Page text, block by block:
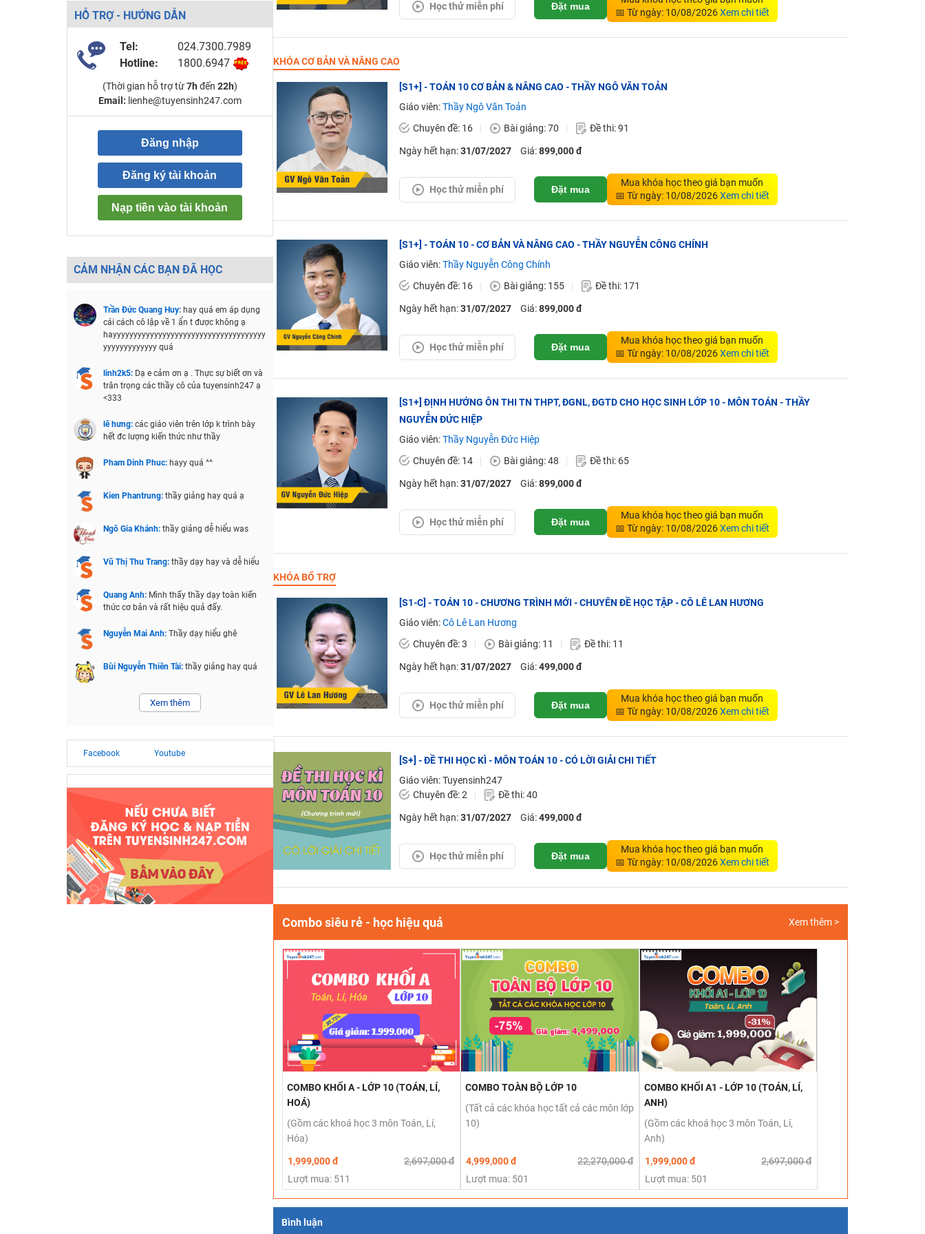
HỖ TRỢ - HƯỚNG DẪN
Tel:
024.7300.7989
Hotline:
1800.6947
(Thời gian hỗ trợ từ7h đến 22h)
Email: lienhe@tuyensinh247.com
Đăng nhập
Đăng ký tài khoản
Nạp tiền vào tài khoản
CẢM NHẬN CÁC BẠN ĐÃ HỌC
Trần Đức Quang Huy: hay quá em áp dụng
cái cách cô lập về 1 ẩn t được không ạ
hayyyyyyyyyyyyyyyyyyyyyyyyyyyyyyyyyyyyy
yyyyyyyyyyyyy quá
linh2k5: Dạ e cảm ơn ạ . Thực sự biết ơn và
trân trọng các thầy cô của tuyensinh247 ạ
<333
lê hưng: các giáo viên trên lớp k trình bày
hết đc lượng kiến thức như thầy
Pham Dinh Phuc: hayy quá ^^
Kien Phantrung: thầy giảng hay quá ạ
Ngô Gia Khánh: thầy giảng dễ hiểu was
Vũ Thị Thu Trang: thầy dạy hay và dễ hiểu
Quang Anh: Mình thấy thầy dạy toàn kiến
thức cơ bản và rất hiệu quả đấy.
Nguyễn Mai Anh: Thầy dạy hiểu ghê
Bùi Nguyễn Thiên Tài: thầy giảng hay quá
Xem thêm
Facebook Youtube
Học thử miễn phí Đặt mua
📅 Từ ngày: 10/08/2026Xem chi tiết
KHÓA CƠ BẢN VÀ NÂNG CAO
[S1+] - TOÁN 10 CƠ BẢN & NÂNG CAO - THẦY NGÔ VĂN TOẢN
Giáo viên:Thầy Ngô Văn Toản
Chuyên đề: 16
Bài giảng: 70 Đề thi: 91
Ngày hết hạn:31/07/2027 Giá:899,000 đ
Học thử miễn phí Đặt mua
Mua khóa học theo giá bạn muốn
📅 Từ ngày: 10/08/2026Xem chi tiết
[S1+] - TOÁN 10 - CƠ BẢN VÀ NÂNG CAO - THẦY NGUYỄN CÔNG CHÍNH
Giáo viên:Thầy Nguyễn Công Chính
Chuyên đề: 16
Bài giảng: 155 Đề thi: 171
Ngày hết hạn:31/07/2027 Giá:899,000 đ
Học thử miễn phí Đặt mua
Mua khóa học theo giá bạn muốn
📅 Từ ngày: 10/08/2026Xem chi tiết
[S1+] ĐỊNH HƯỚNG ÔN THI TN THPT, ĐGNL, ĐGTD CHO HỌC SINH LỚP 10 - MÔN TOÁN - THẦY
NGUYỄN ĐỨC HIỆP
Giáo viên:Thầy Nguyễn Đức Hiệp
Chuyên đề: 14
Bài giảng: 48 Đề thi: 65
Ngày hết hạn:31/07/2027 Giá:899,000 đ
Học thử miễn phí Đặt mua
Mua khóa học theo giá bạn muốn
📅 Từ ngày: 10/08/2026Xem chi tiết
KHÓA BỔ TRỢ
[S1-C] - TOÁN 10 - CHƯƠNG TRÌNH MỚI - CHUYÊN ĐỀ HỌC TẬP - CÔ LÊ LAN HƯƠNG
Giáo viên:Cô Lê Lan Hương
Chuyên đề: 3
Bài giảng: 11 Đề thi: 11
Ngày hết hạn:31/07/2027 Giá:499,000 đ
Học thử miễn phí Đặt mua
Mua khóa học theo giá bạn muốn
📅 Từ ngày: 10/08/2026Xem chi tiết
[S+] - ĐỀ THI HỌC KÌ - MÔN TOÁN 10 - CÓ LỜI GIẢI CHI TIẾT
Giáo viên: Tuyensinh247
Chuyên đề: 2
Đề thi: 40
Ngày hết hạn:31/07/2027 Giá:499,000 đ
Học thử miễn phí Đặt mua
Mua khóa học theo giá bạn muốn
📅 Từ ngày: 10/08/2026Xem chi tiết
Combo siêu rẻ - học hiệu quả Xem thêm >
COMBO KHỐI A - LỚP 10 (TOÁN, LÍ,
HOÁ)
(Gồm các khoá học 3 môn Toán, Lí,
Hóa)
1,999,000 đ
2,697,000 đ
Lượt mua: 511
COMBO TOÀN BỘ LỚP 10
(Tất cả các khóa học tất cả các môn lớp
10)
4,999,000 đ
22,270,000 đ
Lượt mua: 501
COMBO KHỐI A1 - LỚP 10 (TOÁN, LÍ,
ANH)
(Gồm các khoá học 3 môn Toán, Lí,
Anh)
1,999,000 đ
2,697,000 đ
Lượt mua: 501
Bình luận